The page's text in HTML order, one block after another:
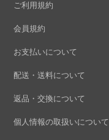
ご利用規約
会員規約
お支払いについて
配送・送料について
返品・交換について
個人情報の取扱いについて